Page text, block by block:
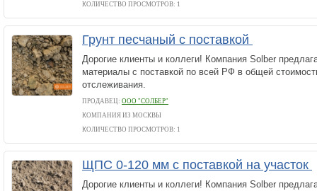
КОЛИЧЕСТВО ПРОСМОТРОВ: 1
Грунт песчаный с поставкой
Дорогие клиенты и коллеги! Компания Solber
материалы с поставкой по всей РФ в общей
отслеживания.
ПРОДАВЕЦ: ООО "СОЛБЕР"
КОМПАНИЯ ИЗ МОСКВЫ
КОЛИЧЕСТВО ПРОСМОТРОВ: 1
ЩПС 0-120 мм с поставкой на участок
Дорогие клиенты и коллеги! Компания Solber